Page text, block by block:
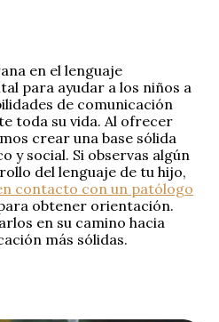
en el lenguaje
para ayudar a los niños a
de comunicación
toda su vida. Al ofrecer
crear una base sólida
y social. Si observas algún
del lenguaje de tu hijo,
contacto con un patólogo
obtener orientación.
en su camino hacia
más sólidas.